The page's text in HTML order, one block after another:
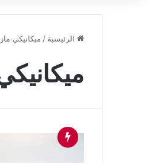
الرئيسية / ميكانيكي